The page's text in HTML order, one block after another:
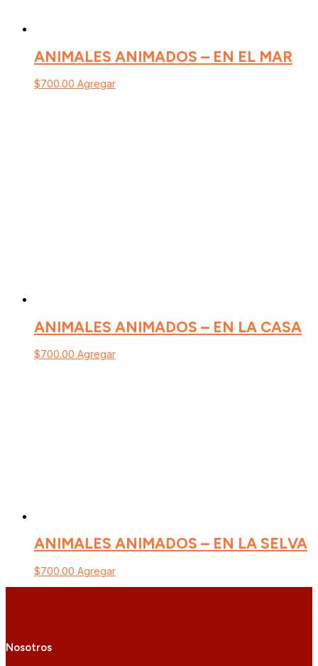
ANIMALES ANIMADOS – EN EL MAR
$700.00 Agregar
ANIMALES ANIMADOS – EN LA CASA
$700.00 Agregar
ANIMALES ANIMADOS – EN LA SELVA
$700.00 Agregar
Nosotros